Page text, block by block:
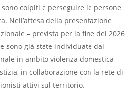
colpiti e perseguire le persone
Nell’attesa della presentazione
– prevista per la fine del 2026
sono già state individuate dal
in ambito violenza domestica
in collaborazione con la rete di
attivi sul territorio.